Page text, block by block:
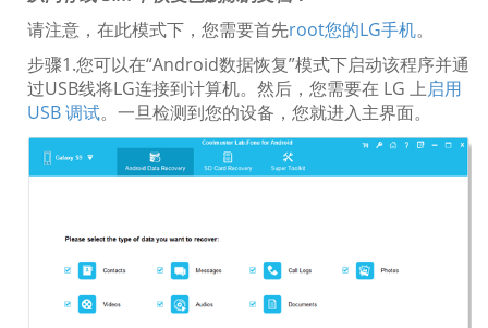
请注意，在此模式下，您需要首先root您的LG手机。
步骤1.您可以在“Android数据恢复”模式下启动该程序并通
过USB线将LG连接到计算机。然后，您需要在 LG 上启用
USB 调试。一旦检测到您的设备，您就进入主界面。